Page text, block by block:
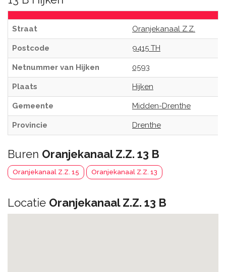
Straat Oranjekanaal Z.Z.
Postcode 9415 TH
Netnummer van Hijken 0593
Plaats Hijken
Gemeente Midden-Drenthe
Provincie Drenthe
Buren Oranjekanaal Z.Z. 13 B
Oranjekanaal Z.Z. 15 Oranjekanaal Z.Z. 13
Locatie Oranjekanaal Z.Z. 13 B